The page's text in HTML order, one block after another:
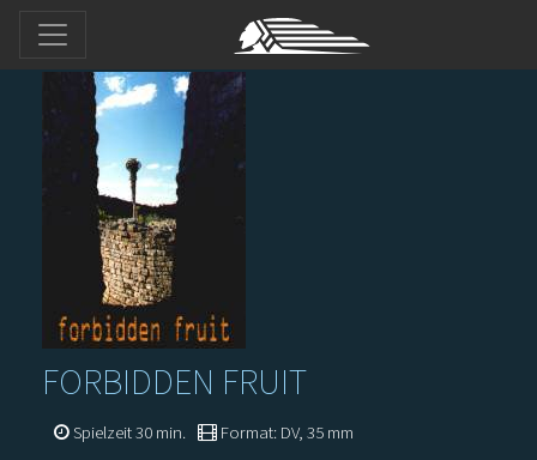
FORBIDDEN FRUIT
Spielzeit 30 min. Format: DV, 35 mm